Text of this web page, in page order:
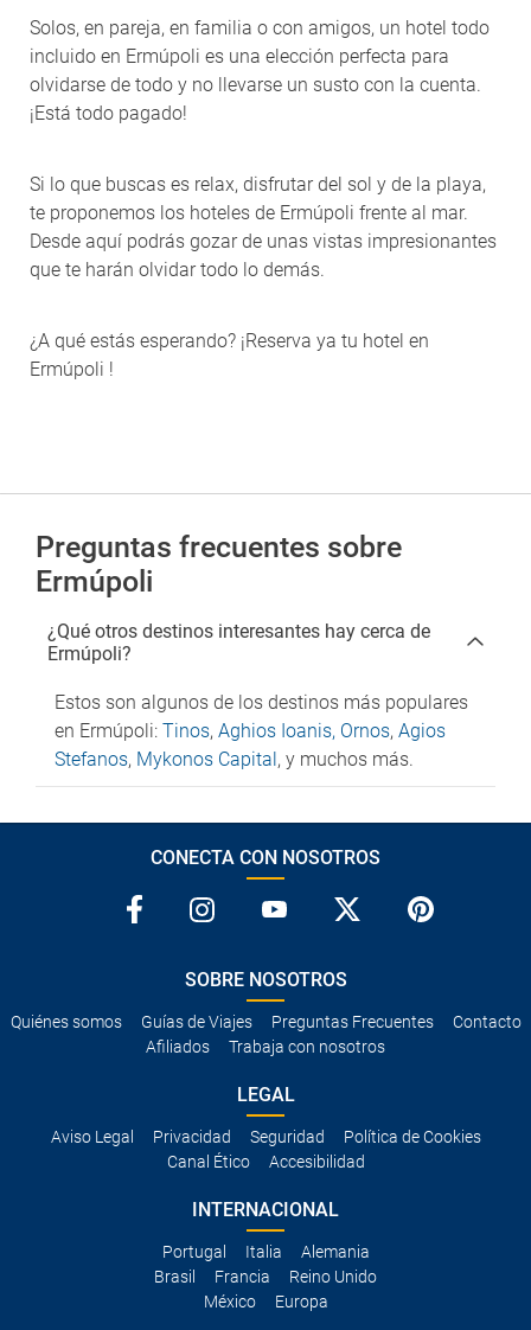
Solos, en pareja, en familia o con amigos, un hotel todo
incluido en Ermúpoli es una elección perfecta para
olvidarse de todo y no llevarse un susto con la cuenta.
¡Está todo pagado!
Si lo que buscas es relax, disfrutar del sol y de la playa,
te proponemos los hoteles de Ermúpoli frente al mar.
Desde aquí podrás gozar de unas vistas impresionantes
que te harán olvidar todo lo demás.
¿A qué estás esperando? ¡Reserva ya tu hotel en
Ermúpoli !
Preguntas frecuentes sobre
Ermúpoli
¿Qué otros destinos interesantes hay cerca de
Ermúpoli?
Estos son algunos de los destinos más populares
en Ermúpoli: Tinos, Aghios Ioanis, Ornos, Agios
Stefanos, Mykonos Capital, y muchos más.
CONECTA CON NOSOTROS
SOBRE NOSOTROS
Quiénes somos Guías de Viajes Preguntas Frecuentes
Contacto
Afiliados
Trabaja con nosotros
LEGAL
Aviso Legal Privacidad Seguridad
Política de Cookies
Canal Ético
Accesibilidad
INTERNACIONAL
Portugal Italia
Alemania
Brasil
Francia
Reino Unido
México
Europa